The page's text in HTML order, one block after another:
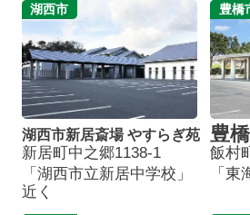
湖西市
湖西市新居斎場 やすらぎ苑
新居町中之郷1138-1
「湖西市立新居中学校」
近く
豊橋
豊
飯村
「
葬儀プランが お得